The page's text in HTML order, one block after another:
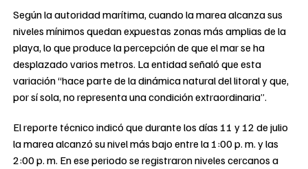
Según la autoridad marítima, cuando la marea alcanza sus
niveles mínimos quedan expuestas zonas más amplias de la
playa, lo que produce la percepción de que el mar se ha
desplazado varios metros. La entidad señaló que esta
variación “hace parte de la dinámica natural del litoral y que,
por sí sola, no representa una condición extraordinaria”.
El reporte técnico indicó que durante los días 11 y 12 de julio
la marea alcanzó su nivel más bajo entre la 1:00 p. m. y las
2:00 p. m. En ese periodo se registraron niveles cercanos a